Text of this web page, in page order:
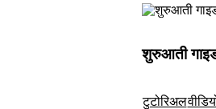
शुरुआती
टुटोरिअल